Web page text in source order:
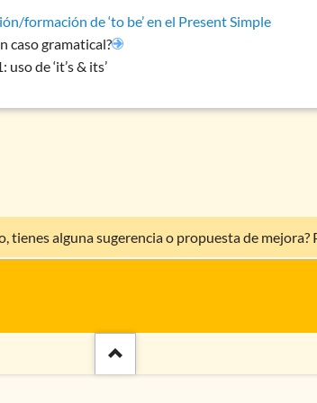
formación de ‘to be’ en el Present Simple
caso gramatical?
uso de ‘it’s & its’
tienes alguna sugerencia o propuesta de mejora?